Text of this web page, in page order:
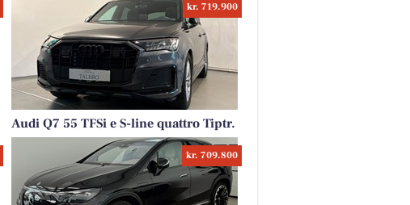
kr. 719.900
Audi Q7 55 TFSi e S-line quattro Tiptr.
kr. 709.800